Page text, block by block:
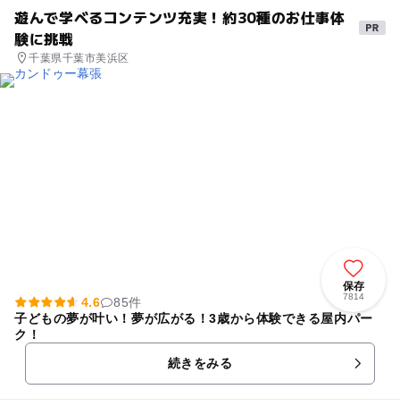
遊んで学べるコンテンツ充実！約30種のお仕事体
験に挑戦
千葉県千葉市美浜区
保存
7814
4.6
85件
子どもの夢が叶い！夢が広がる！3歳から体験できる屋内パー
ク！
続きをみる